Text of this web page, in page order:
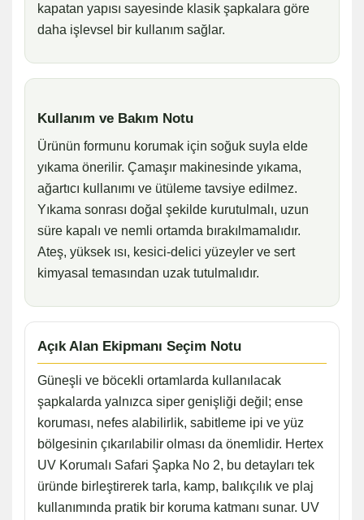
kapatan yapısı sayesinde klasik şapkalara göre
daha işlevsel bir kullanım sağlar.
Kullanım ve Bakım Notu
Ürünün formunu korumak için soğuk suyla elde
yıkama önerilir. Çamaşır makinesinde yıkama,
ağartıcı kullanımı ve ütüleme tavsiye edilmez.
Yıkama sonrası doğal şekilde kurutulmalı, uzun
süre kapalı ve nemli ortamda bırakılmamalıdır.
Ateş, yüksek ısı, kesici-delici yüzeyler ve sert
kimyasal temasından uzak tutulmalıdır.
Açık Alan Ekipmanı Seçim Notu
Güneşli ve böcekli ortamlarda kullanılacak
şapkalarda yalnızca siper genişliği değil; ense
koruması, nefes alabilirlik, sabitleme ipi ve yüz
bölgesinin çıkarılabilir olması da önemlidir. Hertex
UV Korumalı Safari Şapka No 2, bu detayları tek
üründe birleştirerek tarla, kamp, balıkçılık ve plaj
kullanımında pratik bir koruma katmanı sunar. UV